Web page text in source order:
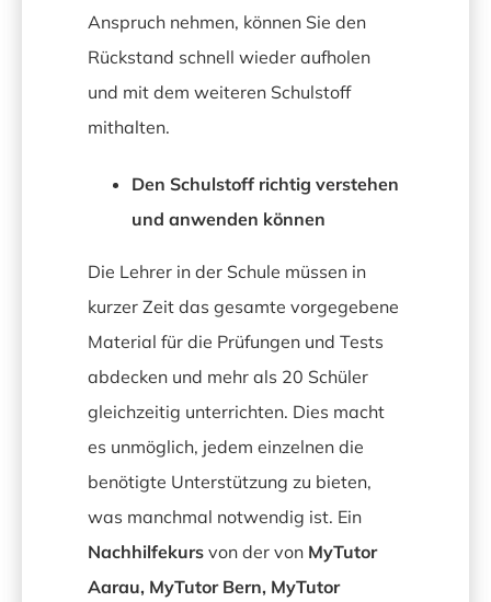
Anspruch nehmen, können Sie den
Rückstand schnell wieder aufholen
und mit dem weiteren Schulstoff
mithalten.
Den Schulstoff richtig verstehen
und anwenden können
Die Lehrer in der Schule müssen in
kurzer Zeit das gesamte vorgegebene
Material für die Prüfungen und Tests
abdecken und mehr als 20 Schüler
gleichzeitig unterrichten. Dies macht
es unmöglich, jedem einzelnen die
benötigte Unterstützung zu bieten,
was manchmal notwendig ist. Ein
Nachhilfekurs von der von MyTutor
Aarau, MyTutor Bern, MyTutor